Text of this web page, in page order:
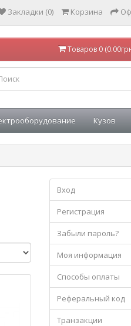
Закладки (0) Корзина
Товаров 0
Кузов
Вход
Регистрация
Забыли пароль?
Моя информация
Способы оплаты
Реферальный код
Транзакции